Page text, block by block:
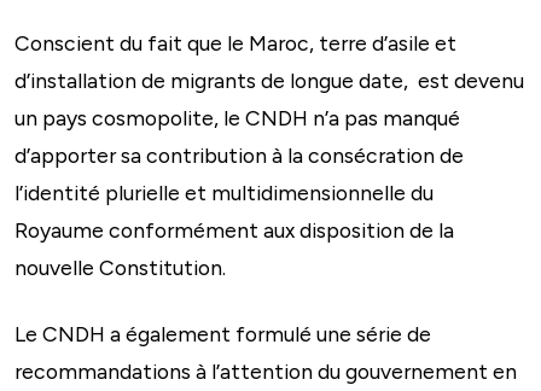
Conscient du fait que le Maroc, terre d’asile et
d’installation de migrants de longue date, est devenu
un pays cosmopolite, le CNDH n’a pas manqué
d’apporter sa contribution à la consécration de
l’identité plurielle et multidimensionnelle du
Royaume conformément aux disposition de la
nouvelle Constitution.
Le CNDH a également formulé une série de
recommandations à l’attention du gouvernement en